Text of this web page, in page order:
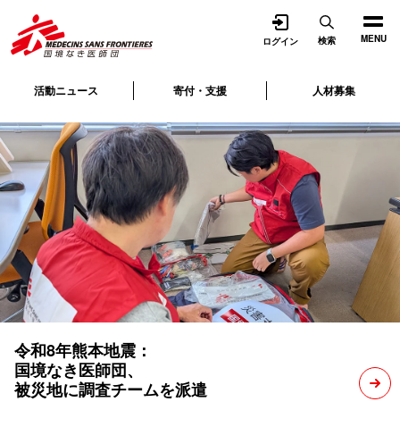
MENU
活動ニュース 寄付・支援 人材募集
ログイン 検索
令和8年熊本地震：
国境なき医師団、
被災地に調査チームを派遣